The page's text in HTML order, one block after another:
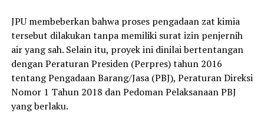
‎JPU membeberkan bahwa proses pengadaan zat kimia
tersebut dilakukan tanpa memiliki surat izin penjernih
air yang sah. Selain itu, proyek ini dinilai bertentangan
dengan Peraturan Presiden (Perpres) tahun 2016
tentang Pengadaan Barang/Jasa (PBJ), Peraturan Direksi
Nomor 1 Tahun 2018 dan Pedoman Pelaksanaan PBJ
yang berlaku.